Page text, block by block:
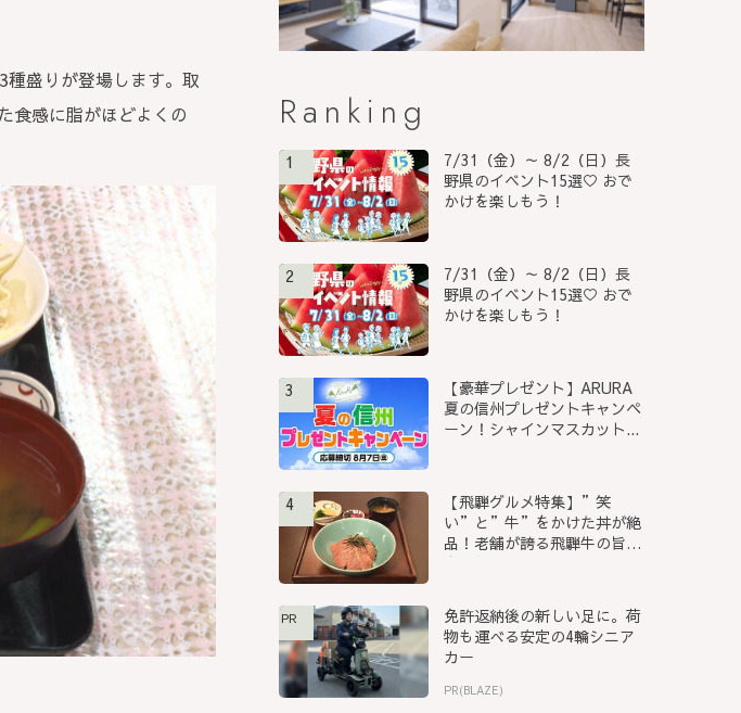
盛りが登場します。取
食感に脂がほどよくの
Ranking
1
7/31（金）～ 8/2（日）長
野県のイベント15選♡ おで
かけを楽しもう！
2
7/31（金）～ 8/2（日）長
野県のイベント15選♡ おで
かけを楽しもう！
3
【豪華プレゼント】ARURA
夏の信州プレゼントキャンペ
ーン！シャインマスカット...
4
【飛騨グルメ特集】”笑
い”と”牛”をかけた丼が絶
品！老舗が誇る飛騨牛の旨み
を堪能...
PR
免許返納後の新しい足に。荷
物も運べる安定の4輪シニア
カー
PR(BLAZE)